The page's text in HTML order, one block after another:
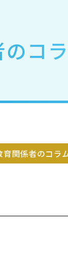
コ
育関係者のコラ